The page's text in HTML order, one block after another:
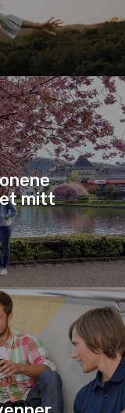
mitt